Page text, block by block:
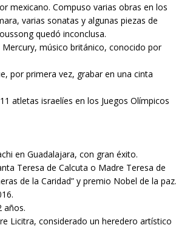
mexicano. Compuso varias obras en los
varias sonatas y algunas piezas de
quedó inconclusa.
músico británico, conocido por
por primera vez, grabar en una cinta
atletas israelíes en los Juegos Olímpicos
en Guadalajara, con gran éxito.
Teresa de Calcuta o Madre Teresa de
de la Caridad” y premio Nobel de la paz.
años.
Licitra, considerado un heredero artístico